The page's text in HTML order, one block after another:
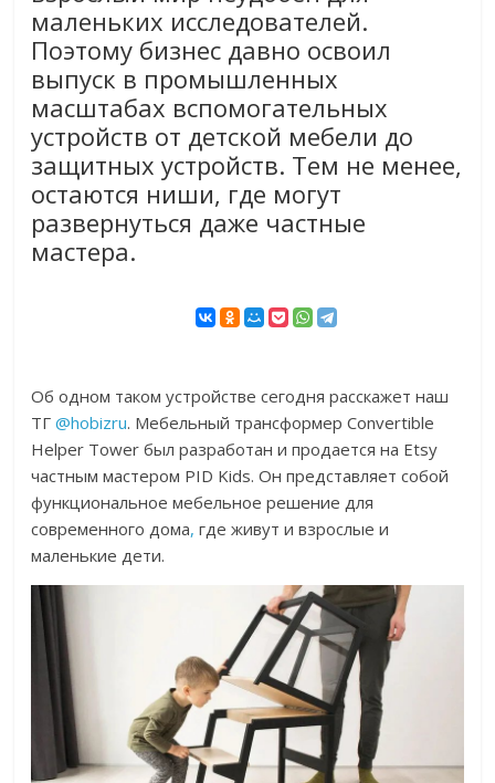
маленьких исследователей.
Поэтому бизнес давно освоил
выпуск в промышленных
масштабах вспомогательных
устройств от детской мебели до
защитных устройств. Тем не менее,
остаются ниши, где могут
развернуться даже частные
мастера.
Об одном таком устройстве сегодня расскажет наш
ТГ@hobizru. Мебельный трансформер Convertible
Helper Tower был разработан и продается на Etsy
частным мастером PID Kids. Он представляет собой
функциональное мебельное решение для
современного дома, где живут и взрослые и
маленькие дети.